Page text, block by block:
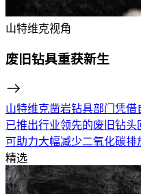
山特维克视角
废旧钻具重获新生
山特维克凿岩钻具部门凭
已推出行业领先的废旧钻
可助力大幅减少二氧化碳排
精选